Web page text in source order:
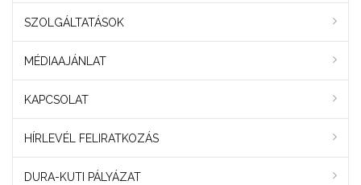
SZOLGÁLTATÁSOK
MÉDIAAJÁNLAT
KAPCSOLAT
HÍRLEVÉL FELIRATKOZÁS
DURA-KUTI PÁLYÁZAT